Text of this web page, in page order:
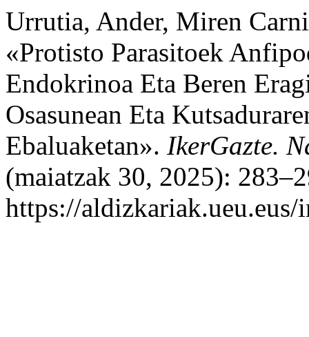
Urrutia, Ander, Miren
«Protisto Parasitoek
Endokrinoa Eta Beren
Osasunean Eta
Ebaluaketan». IkerGazte.
(maiatzak 30, 2025):
https://